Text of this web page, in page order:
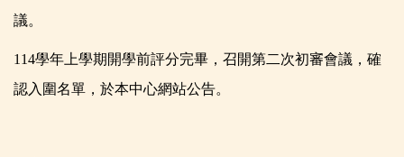
議。
114學年上學期開學前評分完畢，召開第二次初審會議，確
認入圍名單，於本中心網站公告。